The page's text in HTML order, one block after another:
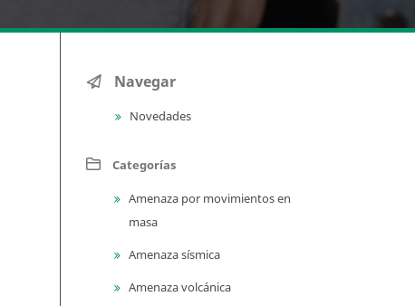
Navegar
Novedades
Categorías
Amenaza por movimientos en
masa
Amenaza sísmica
Amenaza volcánica